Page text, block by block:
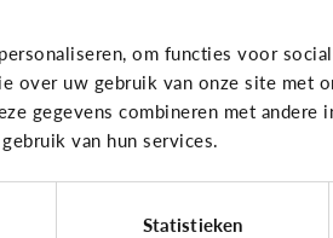
om functies voor
over uw gebruik van onze site met
gegevens combineren met andere
van hun services.
Statistieken